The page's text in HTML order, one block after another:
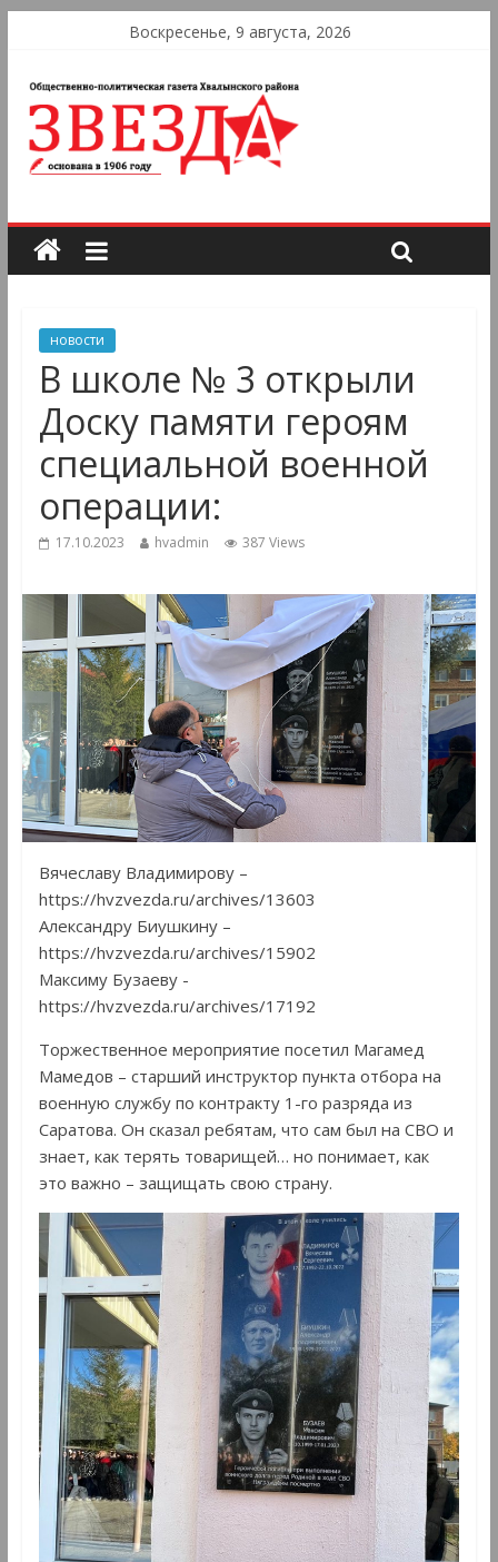
Воскресенье, 9 августа, 2026
новости
В школе № 3 открыли
Доску памяти героям
специальной военной
операции:
17.10.2023 hvadmin 387 Views
Вячеславу Владимирову –
https://hvzvezda.ru/archives/13603
Александру Биушкину –
https://hvzvezda.ru/archives/15902
Максиму Бузаеву -
https://hvzvezda.ru/archives/17192
Торжественное мероприятие посетил Магамед
Мамедов – старший инструктор пункта отбора на
военную службу по контракту 1-го разряда из
Саратова. Он сказал ребятам, что сам был на СВО и
знает, как терять товарищей… но понимает, как
это важно – защищать свою страну.